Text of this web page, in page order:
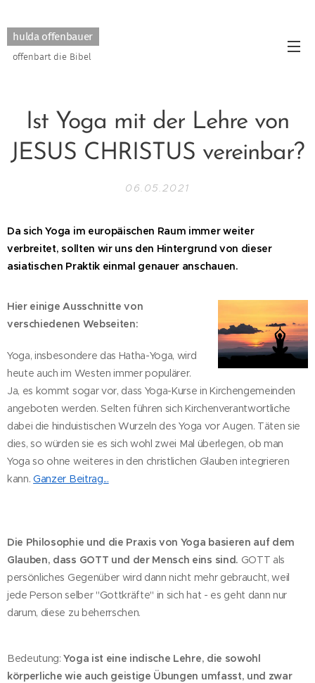
hulda offenbauer
offenbart die Bibel
Ist Yoga mit der Lehre von
JESUS CHRISTUS vereinbar?
06.05.2021
Da sich Yoga im europäischen Raum immer weiter
verbreitet, sollten wir uns den Hintergrund von dieser
asiatischen Praktik einmal genauer anschauen.
Hier einige Ausschnitte von
verschiedenen Webseiten:
Yoga, insbesondere das Hatha-Yoga, wird
heute auch im Westen immer populärer.
Ja, es kommt sogar vor, dass Yoga-Kurse in Kirchengemeinden
angeboten werden. Selten führen sich Kirchenverantwortliche
dabei die hinduistischen Wurzeln des Yoga vor Augen. Täten sie
dies, so würden sie es sich wohl zwei Mal überlegen, ob man
Yoga so ohne weiteres in den christlichen Glauben integrieren
kann.Ganzer Beitrag...
Die Philosophie und die Praxis von Yoga basieren auf dem
Glauben, dass GOTT und der Mensch eins sind. GOTT als
persönliches Gegenüber wird dann nicht mehr gebraucht, weil
jede Person selber "Gottkräfte" in sich hat - es geht dann nur
darum, diese zu beherrschen.
Bedeutung:Yoga ist eine indische Lehre, die sowohl
körperliche wie auch geistige Übungen umfasst, und zwar